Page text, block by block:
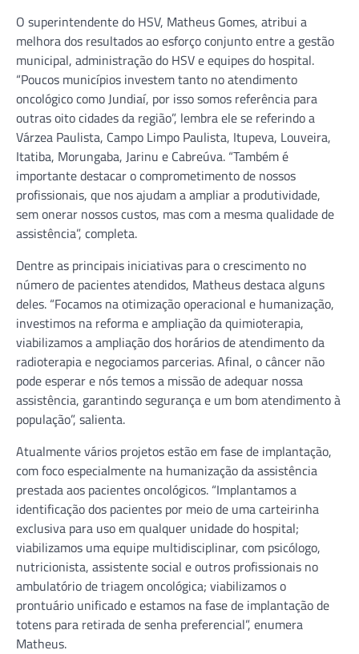
O superintendente do HSV, Matheus Gomes, atribui a
melhora dos resultados ao esforço conjunto entre a gestão
municipal, administração do HSV e equipes do hospital.
“Poucos municípios investem tanto no atendimento
oncológico como Jundiaí, por isso somos referência para
outras oito cidades da região”, lembra ele se referindo a
Várzea Paulista, Campo Limpo Paulista, Itupeva, Louveira,
Itatiba, Morungaba, Jarinu e Cabreúva. “Também é
importante destacar o comprometimento de nossos
profissionais, que nos ajudam a ampliar a produtividade,
sem onerar nossos custos, mas com a mesma qualidade de
assistência”, completa.
Dentre as principais iniciativas para o crescimento no
número de pacientes atendidos, Matheus destaca alguns
deles. “Focamos na otimização operacional e humanização,
investimos na reforma e ampliação da quimioterapia,
viabilizamos a ampliação dos horários de atendimento da
radioterapia e negociamos parcerias. Afinal, o câncer não
pode esperar e nós temos a missão de adequar nossa
assistência, garantindo segurança e um bom atendimento à
população”, salienta.
Atualmente vários projetos estão em fase de implantação,
com foco especialmente na humanização da assistência
prestada aos pacientes oncológicos. “Implantamos a
identificação dos pacientes por meio de uma carteirinha
exclusiva para uso em qualquer unidade do hospital;
viabilizamos uma equipe multidisciplinar, com psicólogo,
nutricionista, assistente social e outros profissionais no
ambulatório de triagem oncológica; viabilizamos o
prontuário unificado e estamos na fase de implantação de
totens para retirada de senha preferencial”, enumera
Matheus.